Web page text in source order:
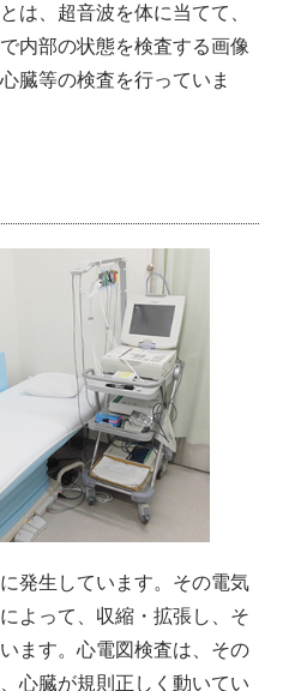
は、超音波を体に当てて、
内部の状態を検査する画像
臓等の検査を行っていま
発生しています。その電気
よって、収縮・拡張し、そ
ます。心電図検査は、その
心臓が規則正しく動いてい